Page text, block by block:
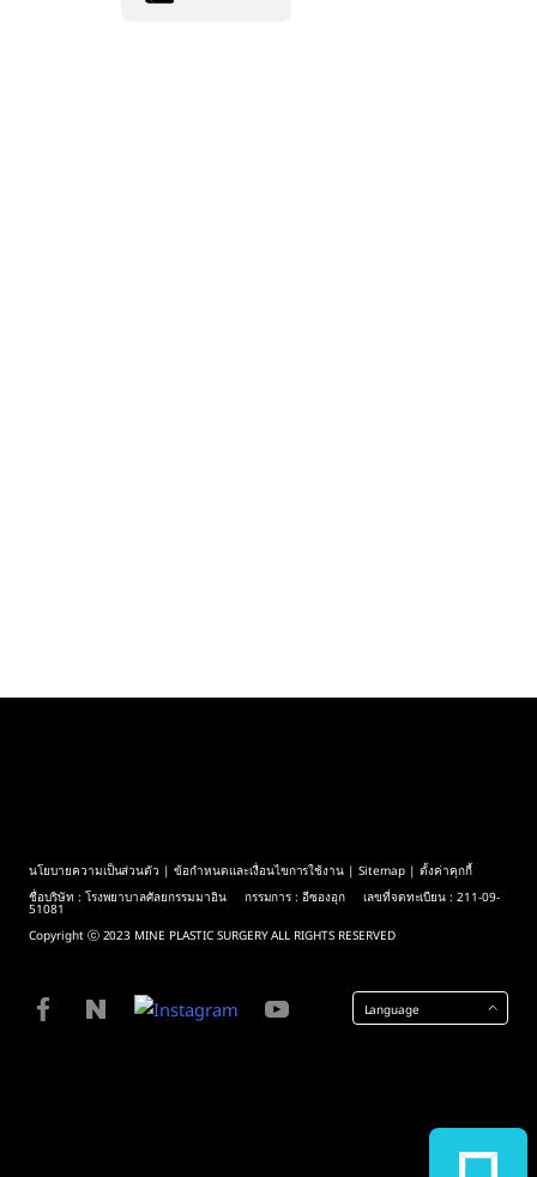
นโยบายความเป็นส่วนตัว |ข้อกำหนดและเงื่อนไขการใช้งาน |Sitemap| ตั้งค่าคุกกี้
ชื่อบริษัท : โรงพยาบาลศัลยกรรมมาอิน กรรมการ : อีซองอุก เลขที่จดทะเบียน : 211-09-
51081
Copyright ⓒ 2023 MINE PLASTIC SURGERY ALL RIGHTS RESERVED
Language